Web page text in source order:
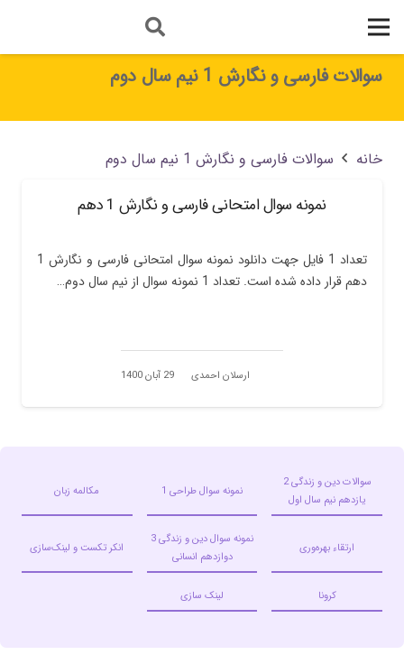
سوالات فارسی و نگارش 1 نیم سال دوم
خانه سوالات فارسی و نگارش 1 نیم سال دوم
نمونه سوال امتحانی فارسی و نگارش 1 دهم
تعداد 1 فایل جهت دانلود نمونه سوال امتحانی فارسی و نگارش 1
دهم قرار داده شده است. تعداد 1 نمونه سوال از نیم سال دوم…
ارسلان احمدی 29 آبان 1400
سوالات دین و زندگی 2
یازدهم نیم سال اول
نمونه سوال طراحی 1 مکالمه زبان
ارتقاء بهره‌وری
نمونه سوال دین و زندگی 3
دوازدهم انسانی
انکر تکست و لینک‌سازی
کرونا لینک سازی